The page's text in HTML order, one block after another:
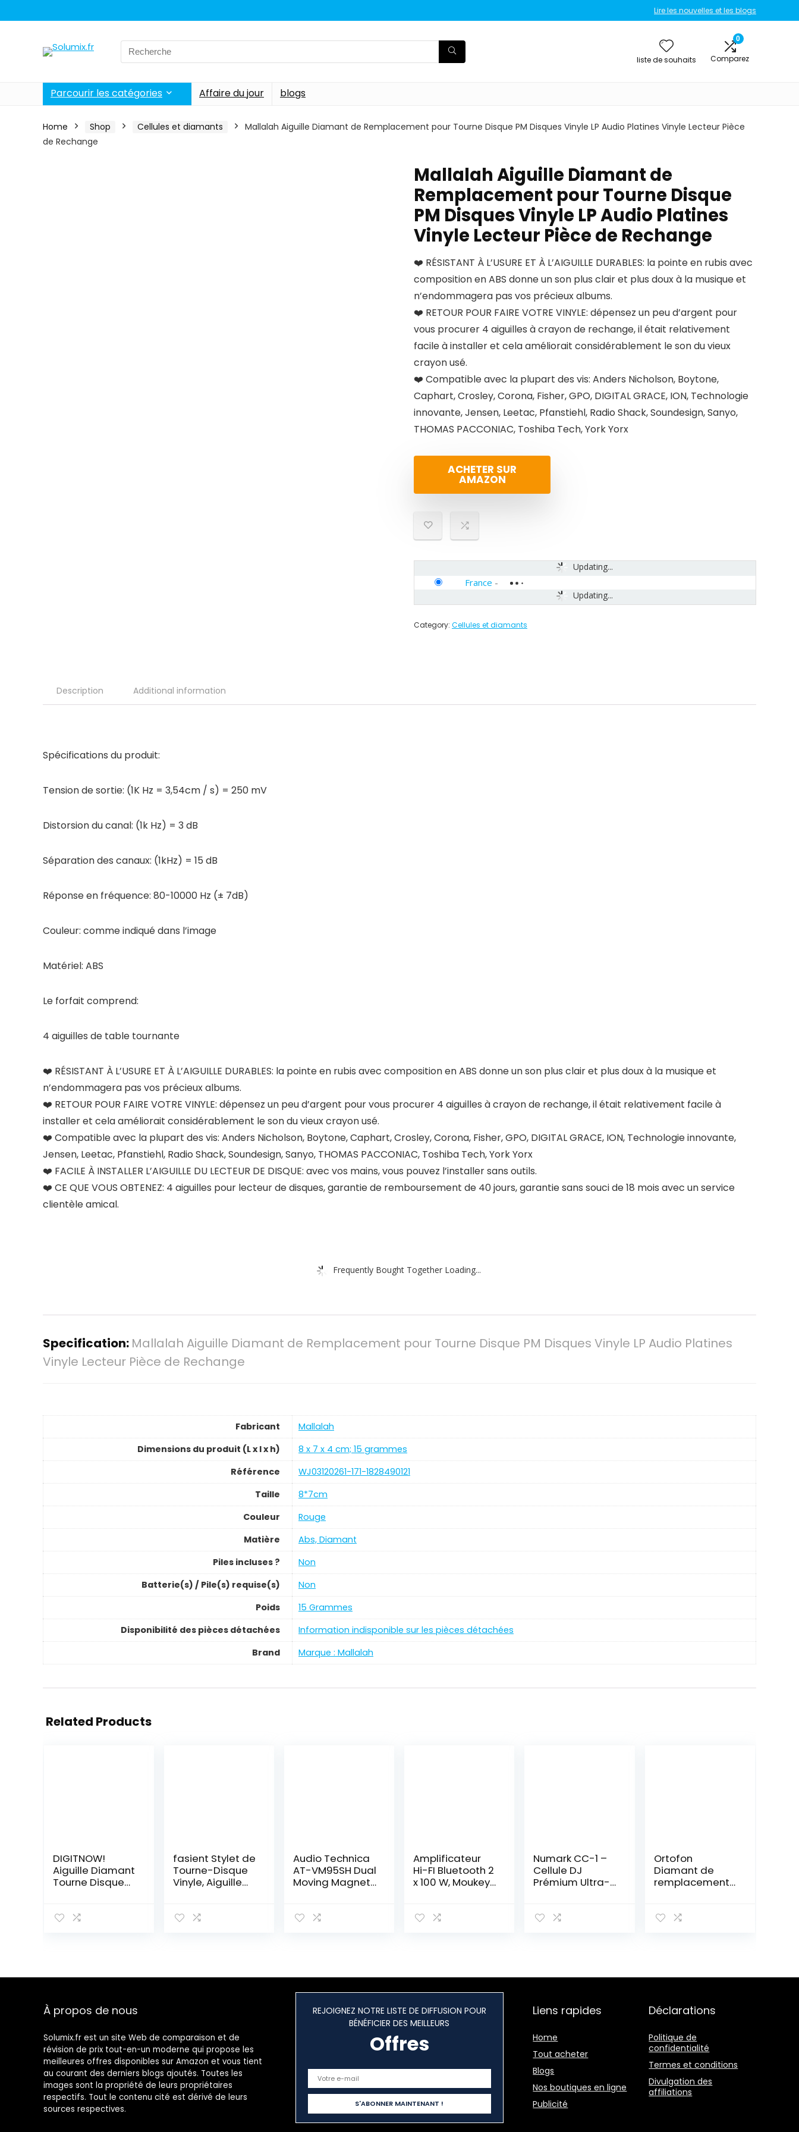
Lire les nouvelles et les blogs
Search
for:
liste de souhaits
0
Comparez
Parcourir les catégories Affaire du jour blogs
Home Shop Cellules et diamants
Mallalah Aiguille Diamant de Remplacement pour Tourne Disque PM Disques Vinyle LP Audio Platines Vinyle Lecteur Pièce
de Rechange
Mallalah Aiguille Diamant de
Remplacement pour Tourne Disque
PM Disques Vinyle LP Audio Platines
Vinyle Lecteur Pièce de Rechange
❤️ RÉSISTANT À L’USURE ET À L’AIGUILLE DURABLES: la pointe en rubis avec
composition en ABS donne un son plus clair et plus doux à la musique et
n’endommagera pas vos précieux albums.
❤️ RETOUR POUR FAIRE VOTRE VINYLE: dépensez un peu d’argent pour
vous procurer 4 aiguilles à crayon de rechange, il était relativement
facile à installer et cela améliorait considérablement le son du vieux
crayon usé.
❤️ Compatible avec la plupart des vis: Anders Nicholson, Boytone,
Caphart, Crosley, Corona, Fisher, GPO, DIGITAL GRACE, ION, Technologie
innovante, Jensen, Leetac, Pfanstiehl, Radio Shack, Soundesign, Sanyo,
THOMAS PACCONIAC, Toshiba Tech, York Yorx
ACHETER SUR
AMAZON
Updating...
Updating...
France -
Category: Cellules et diamants
Description Additional information
Spécifications du produit:
Tension de sortie: (1K Hz = 3,54cm / s) = 250 mV
Distorsion du canal: (1k Hz) = 3 dB
Séparation des canaux: (1kHz) = 15 dB
Réponse en fréquence: 80-10000 Hz (± 7dB)
Couleur: comme indiqué dans l’image
Matériel: ABS
Le forfait comprend:
4 aiguilles de table tournante
❤️ RÉSISTANT À L’USURE ET À L’AIGUILLE DURABLES: la pointe en rubis avec composition en ABS donne un son plus clair et plus doux à la musique et
n’endommagera pas vos précieux albums.
❤️ RETOUR POUR FAIRE VOTRE VINYLE: dépensez un peu d’argent pour vous procurer 4 aiguilles à crayon de rechange, il était relativement facile à
installer et cela améliorait considérablement le son du vieux crayon usé.
❤️ Compatible avec la plupart des vis: Anders Nicholson, Boytone, Caphart, Crosley, Corona, Fisher, GPO, DIGITAL GRACE, ION, Technologie innovante,
Jensen, Leetac, Pfanstiehl, Radio Shack, Soundesign, Sanyo, THOMAS PACCONIAC, Toshiba Tech, York Yorx
❤️ FACILE À INSTALLER L’AIGUILLE DU LECTEUR DE DISQUE: avec vos mains, vous pouvez l’installer sans outils.
❤️ CE QUE VOUS OBTENEZ: 4 aiguilles pour lecteur de disques, garantie de remboursement de 40 jours, garantie sans souci de 18 mois avec un service
clientèle amical.
Frequently Bought Together Loading...
Specification: Mallalah Aiguille Diamant de Remplacement pour Tourne Disque PM Disques Vinyle LP Audio Platines
Vinyle Lecteur Pièce de Rechange
Fabricant
‎Mallalah
Dimensions du produit (L x l x h)
‎8 x 7 x 4 cm; 15 grammes
Référence
‎WJ03120261-171-1828490121
Taille
‎8*7cm
Couleur
‎Rouge
Matière
‎Abs, Diamant
Piles incluses ?
‎Non
Batterie(s) / Pile(s) requise(s)
‎Non
Poids
‎15 Grammes
Disponibilité des pièces détachées
‎Information indisponible sur les pièces détachées
Brand
Marque : Mallalah
Related Products
DIGITNOW!
Aiguille Diamant
Tourne Disque
Remplacement
fasient Stylet de
Tourne-Disque
Vinyle, Aiguille
Micro
Disque Vinyle
Audio Technica
AT-VM95SH Dual
Moving Magnet
Shibata Stylus
Amplificateur
Hi-FI Bluetooth 2
x 100 W, Moukey
de Puissance
/Alimentation
pour Haut-
TV, DVD-MAMP4
Numark CC-1 –
Cellule DJ
Prémium Ultra-
Stylus Inclus)
Ortofon
Diamant de
remplacement
de rechange
À propos de nous
Solumix.fr est un site Web de comparaison et de
révision de prix tout-en-un moderne qui propose les
meilleures offres disponibles sur Amazon et vous tient
au courant des derniers blogs ajoutés. Toutes les
images sont la propriété de leurs propriétaires
respectifs. Tout le contenu cité est dérivé de leurs
sources respectives.
REJOIGNEZ NOTRE LISTE DE DIFFUSION POUR
BÉNÉFICIER DES MEILLEURS
Offres
Liens rapides
Home
Tout acheter
Blogs
Nos boutiques en ligne
Publicité
Déclarations
Politique de
confidentialité
Termes et conditions
Divulgation des
affiliations